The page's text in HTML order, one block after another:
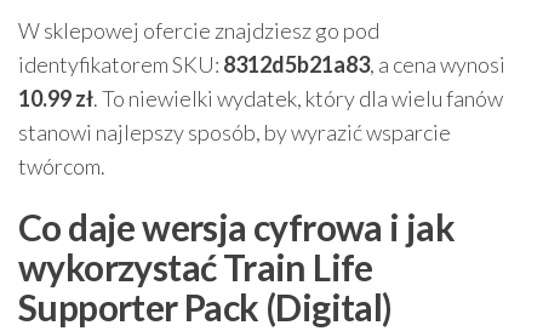
W sklepowej ofercie znajdziesz go pod
identyfikatorem SKU: 8312d5b21a83, a cena wynosi
10.99 zł. To niewielki wydatek, który dla wielu fanów
stanowi najlepszy sposób, by wyrazić wsparcie
twórcom.
Co daje wersja cyfrowa i jak
wykorzystać Train Life
Supporter Pack (Digital)